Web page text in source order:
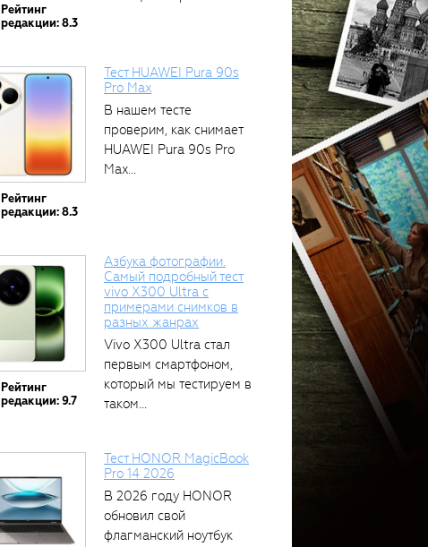
Рейтинг
редакции: 8.3
Рейтинг
редакции: 8.3
Тест HUAWEI Pura 90s
Pro Max
В нашем тесте
проверим, как снимает
HUAWEI Pura 90s Pro
Max...
Рейтинг
редакции: 9.7
Азбука фотографии.
Самый подробный тест
vivo X300 Ultra с
примерами снимков в
разных жанрах
Vivo X300 Ultra стал
первым смартфоном,
который мы тестируем в
таком...
Тест HONOR MagicBook
Pro 14 2026
В 2026 году HONOR
обновил свой
флагманский ноутбук